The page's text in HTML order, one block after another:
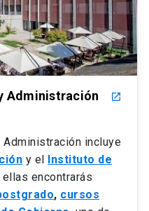
Administración launch
Administración incluye
y el Instituto de
ellas encontrarás
, cursos